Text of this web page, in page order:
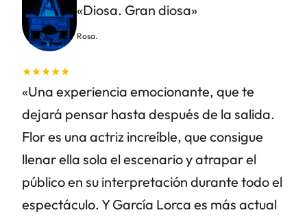
«Diosa. Gran diosa»
Rosa.
★★★★★
«Una experiencia emocionante, que te
dejará pensar hasta después de la salida.
Flor es una actriz increíble, que consigue
llenar ella sola el escenario y atrapar el
público en su interpretación durante todo el
espectáculo. Y García Lorca es más actual